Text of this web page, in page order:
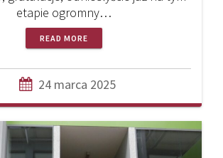
etapie ogromny…
READ MORE
24 marca 2025